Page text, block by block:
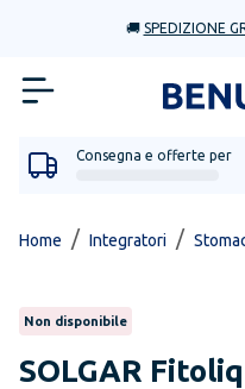
🚚 SPEDIZIONE
Consegna e offerte per
Home / Integratori /
Non disponibile
SOLGAR